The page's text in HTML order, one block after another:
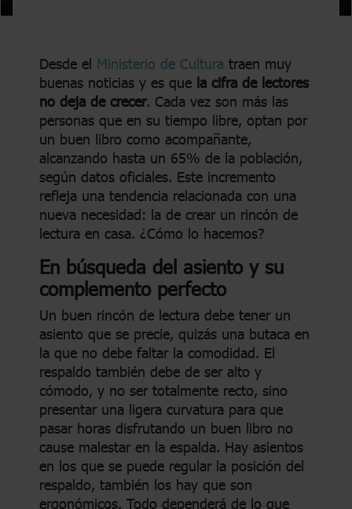
Desde el Ministerio de Cultura traen muy
buenas noticias y es que la cifra de lectores
no deja de crecer. Cada vez son más las
personas que en su tiempo libre, optan por
un buen libro como acompañante,
alcanzando hasta un 65% de la población,
según datos oficiales. Este incremento
refleja una tendencia relacionada con una
nueva necesidad: la de crear un rincón de
lectura en casa. ¿Cómo lo hacemos?
En búsqueda del asiento y su
complemento perfecto
Un buen rincón de lectura debe tener un
asiento que se precie, quizás una butaca en
la que no debe faltar la comodidad. El
respaldo también debe de ser alto y
cómodo, y no ser totalmente recto, sino
presentar una ligera curvatura para que
pasar horas disfrutando un buen libro no
cause malestar en la espalda. Hay asientos
en los que se puede regular la posición del
respaldo, también los hay que son
ergonómicos. Todo dependerá de lo que